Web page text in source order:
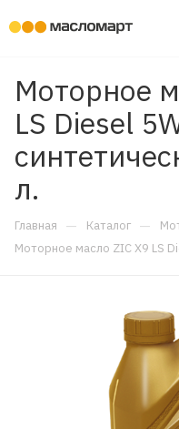
Моторное
LS Diesel
л.
Главная — Каталог —
Моторное масло ZIC X9 LS